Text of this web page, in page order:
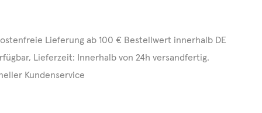
Lieferung ab 100 € Bestellwert innerhalb DE
Lieferzeit: Innerhalb von 24h versandfertig.
Kundenservice